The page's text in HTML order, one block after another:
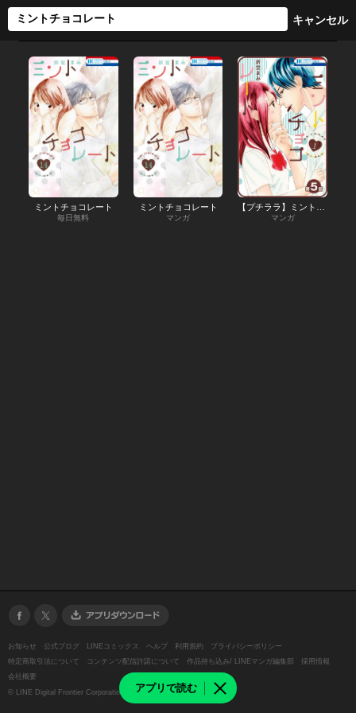
アプリで読む
ミントチョコレート
毎日無料
ミントチョコレート
マンガ マンガ
お知らせ 公式ブログ LINEコミックス ヘルプ 利用規約
プライバシーポリシー
特定商取引法について
コンテンツ配信許諾について 作品持ち込み/ LINEマンガ編集部
採用情報
会社概要
© LINE Digital Frontier Corporation